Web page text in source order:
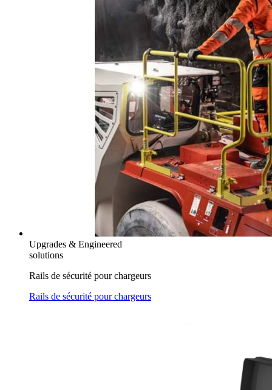
Upgrades & Engineered
solutions
Rails de sécurité pour chargeurs
Rails de sécurité pour chargeurs